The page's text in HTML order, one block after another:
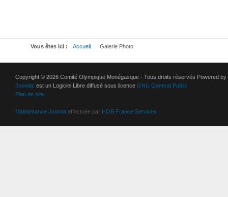
Vous êtes ici : Accueil Galerie Photo
Copyright © 2026 Comité Olympique Monégasque - Tous droits réservés Powered by
Joomla! est un Logiciel Libre diffusé sous licence GNU General Public
Plan de site
Maintenance Joomla effectuée par HOB France Services